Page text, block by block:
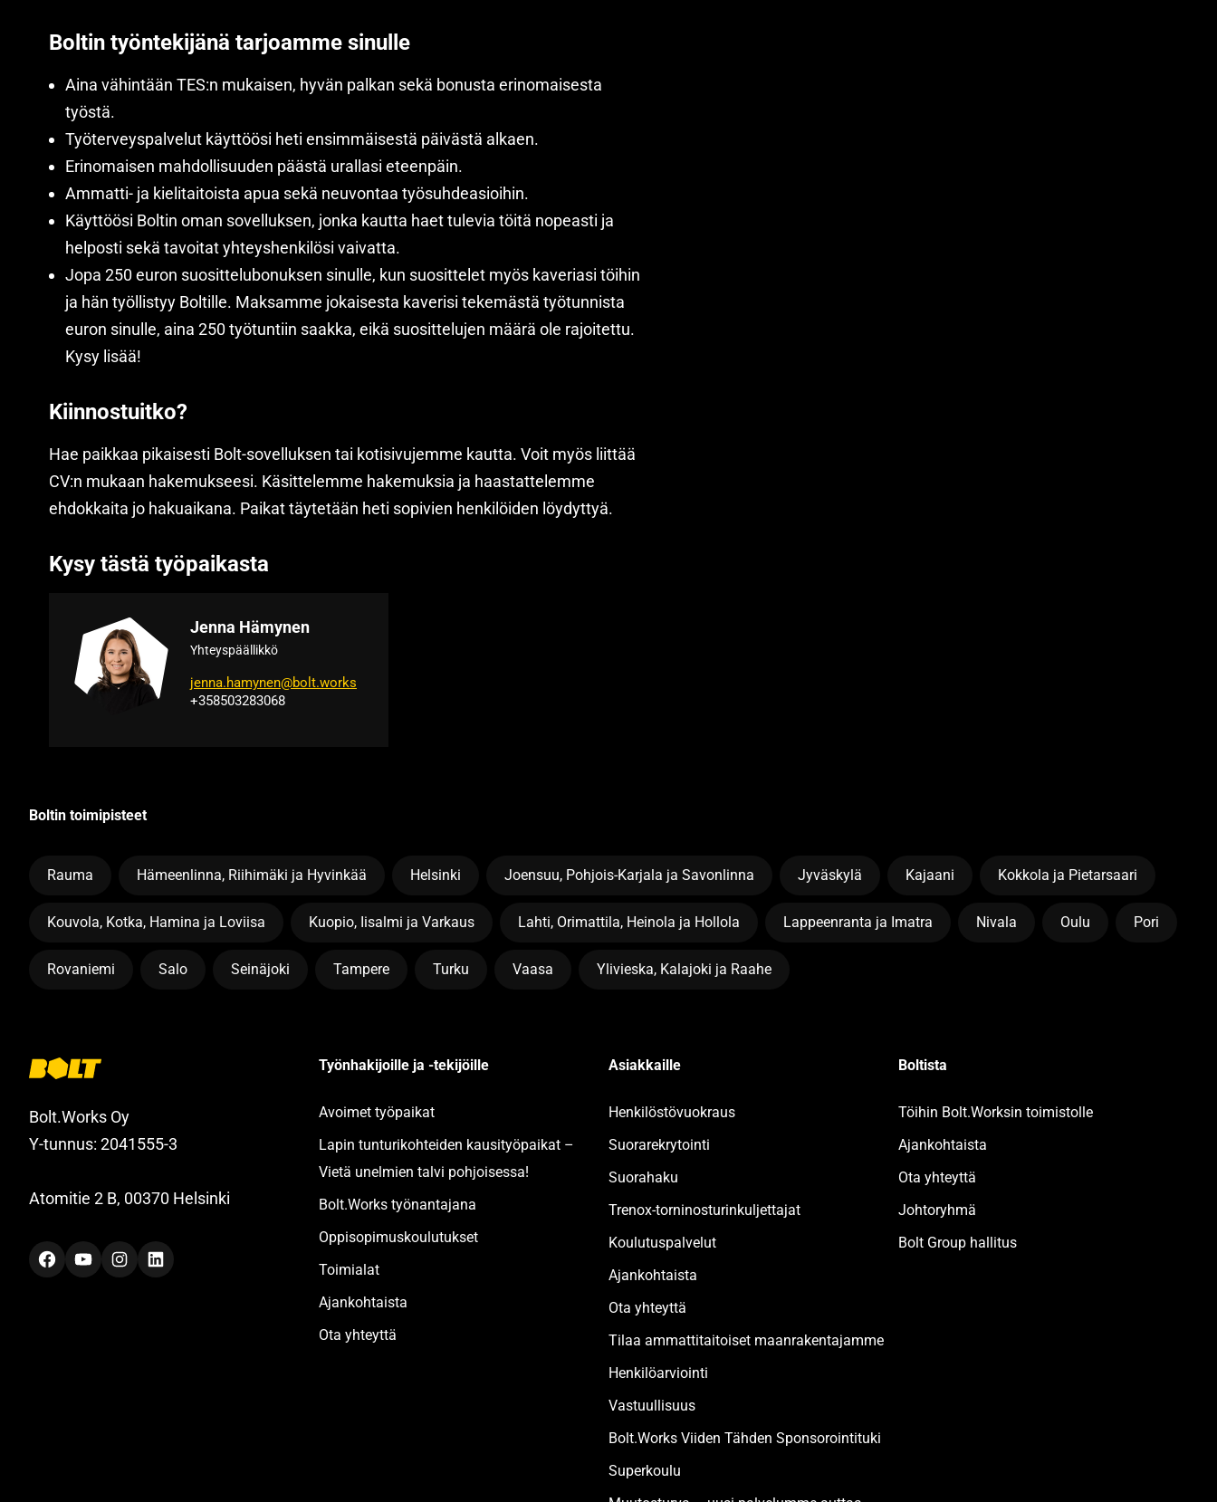
Boltin työntekijänä tarjoamme sinulle
Aina vähintään TES:n mukaisen, hyvän palkan sekä bonusta erinomaisesta
työstä.
Työterveyspalvelut käyttöösi heti ensimmäisestä päivästä alkaen.
Erinomaisen mahdollisuuden päästä urallasi eteenpäin.
Ammatti- ja kielitaitoista apua sekä neuvontaa työsuhdeasioihin.
Käyttöösi Boltin oman sovelluksen, jonka kautta haet tulevia töitä nopeasti ja
helposti sekä tavoitat yhteyshenkilösi vaivatta.
Jopa 250 euron suosittelubonuksen sinulle, kun suosittelet myös kaveriasi töihin
ja hän työllistyy Boltille. Maksamme jokaisesta kaverisi tekemästä työtunnista
euron sinulle, aina 250 työtuntiin saakka, eikä suosittelujen määrä ole rajoitettu.
Kysy lisää!
Kiinnostuitko?
Hae paikkaa pikaisesti Bolt-sovelluksen tai kotisivujemme kautta. Voit myös liittää
CV:n mukaan hakemukseesi. Käsittelemme hakemuksia ja haastattelemme
ehdokkaita jo hakuaikana. Paikat täytetään heti sopivien henkilöiden löydyttyä.
Kysy tästä työpaikasta
Jenna Hämynen
Yhteyspäällikkö
jenna.hamynen@bolt.works
+358503283068
Boltin toimipisteet
Rauma Hämeenlinna, Riihimäki ja Hyvinkää Helsinki Joensuu, Pohjois-Karjala ja Savonlinna Jyväskylä Kajaani Kokkola ja Pietarsaari
Kouvola, Kotka, Hamina ja Loviisa Kuopio, Iisalmi ja Varkaus Lahti, Orimattila, Heinola ja Hollola Lappeenranta ja Imatra Nivala Oulu Pori
Rovaniemi Salo Seinäjoki Tampere Turku Vaasa Ylivieska, Kalajoki ja Raahe
Bolt.Works Oy
Y-tunnus: 2041555-3
Atomitie 2 B, 00370 Helsinki
FacebookYouTubeInstagramLinkedIn
Työnhakijoille ja -tekijöille
Avoimet työpaikat
Lapin tunturikohteiden kausityöpaikat –
Vietä unelmien talvi pohjoisessa!
Bolt.Works työnantajana
Oppisopimuskoulutukset
Toimialat
Ajankohtaista
Ota yhteyttä
Asiakkaille
Henkilöstövuokraus
Suorarekrytointi
Suorahaku
Trenox-torninosturinkuljettajat
Koulutuspalvelut
Ajankohtaista
Ota yhteyttä
Tilaa ammattitaitoiset maanrakentajamme
Henkilöarviointi
Vastuullisuus
Bolt.Works Viiden Tähden Sponsorointituki
Superkoulu
Boltista
Töihin Bolt.Worksin toimistolle
Ajankohtaista
Ota yhteyttä
Johtoryhmä
Bolt Group hallitus